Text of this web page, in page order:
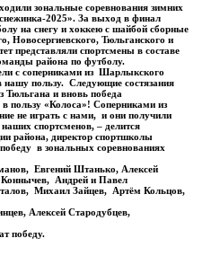
зональные соревнования зимних
2025». За выход в финал
на снегу и хоккею с шайбой сборные
Новосергиевского, Тюльганского и
представляли спортсмены в составе
района по футболу.
с соперниками из Шарлыкского
нашу пользу. Следующие состязания
Тюльгана и вновь победа
в пользу «Колоса»! Соперниками из
не играть с нами, и они получили
спортсменов, – делится
района, директор спортшколы
в зональных соревнованиях
Евгений Штанько, Алексей
Андрей и Павел
Михаил Зайцев, Артём Кольцов,
Алексей Стародубцев,
победу.